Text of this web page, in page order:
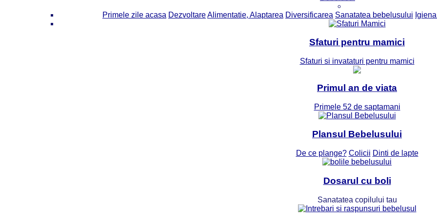
Primele zile acasa DezvoltareAlimentatie, Alaptarea Diversificarea Sanatatea bebelusului
Sfaturi pentru mamici
Sfaturi si invataturi pentru mamici
Primul an de viata
Primele 52 de saptamani
Plansul Bebelusului
De ce plange? Colicii Dinti de lapte
Dosarul cu boli
Sanatatea copilului tau